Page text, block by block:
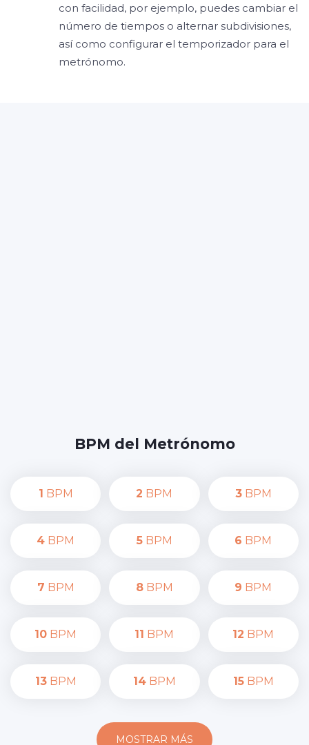
con facilidad, por ejemplo, puedes cambiar el
número de tiempos o alternar subdivisiones,
así como configurar el temporizador para el
metrónomo.
BPM del Metrónomo
1 BPM 2 BPM 3BPM
4 BPM 5BPM 6 BPM
7 BPM 8BPM 9 BPM
10 BPM 11 BPM 12 BPM
13BPM 14BPM 15BPM
MOSTRAR MÁS